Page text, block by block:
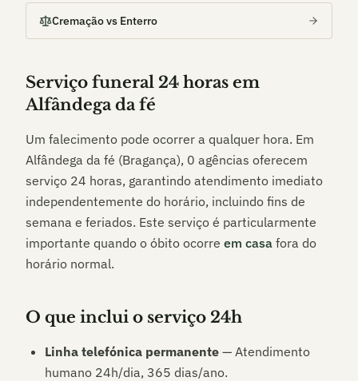
Cremação vs Enterro
Serviço funeral 24 horas em
Alfândega da fé
Um falecimento pode ocorrer a qualquer hora. Em
Alfândega da fé (Bragança), 0 agências oferecem
serviço 24 horas, garantindo atendimento imediato
independentemente do horário, incluindo fins de
semana e feriados. Este serviço é particularmente
importante quando o óbito ocorre em casa fora do
horário normal.
O que inclui o serviço 24h
Linha telefónica permanente — Atendimento
humano 24h/dia, 365 dias/ano.